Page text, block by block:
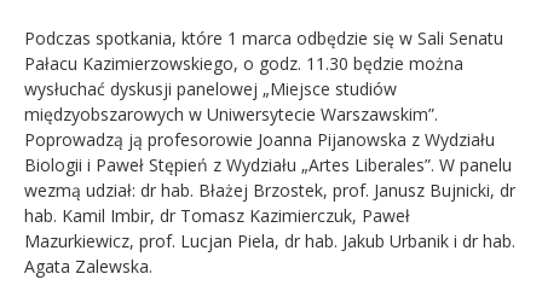
Podczas spotkania, które 1 marca odbędzie się w Sali Senatu
Pałacu Kazimierzowskiego, o godz. 11.30 będzie można
wysłuchać dyskusji panelowej „Miejsce studiów
międzyobszarowych w Uniwersytecie Warszawskim”.
Poprowadzą ją profesorowie Joanna Pijanowska z Wydziału
Biologii i Paweł Stępień z Wydziału „Artes Liberales”. W panelu
wezmą udział: dr hab. Błażej Brzostek, prof. Janusz Bujnicki, dr
hab. Kamil Imbir, dr Tomasz Kazimierczuk, Paweł
Mazurkiewicz, prof. Lucjan Piela, dr hab. Jakub Urbanik i dr hab.
Agata Zalewska.